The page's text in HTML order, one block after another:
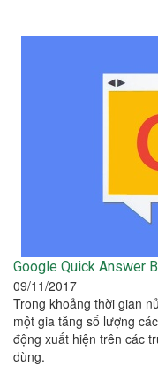
Google Quick Answer
09/11/2017
Trong khoảng thời gian
một gia tăng số lượng
động xuất hiện trên các
dùng.